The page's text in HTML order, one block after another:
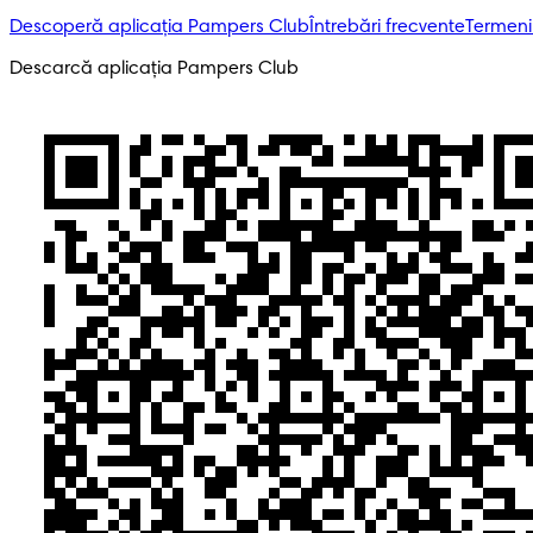
Descoperă aplicația Pampers Club Întrebări frecvente
Descarcă aplicația Pampers Club